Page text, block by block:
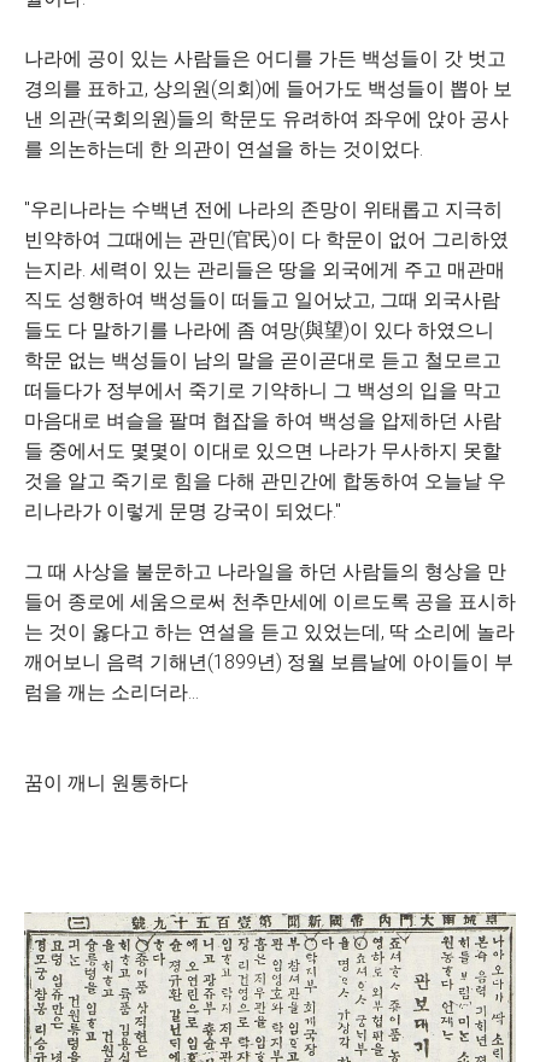
나라에 공이 있는 사람들은 어디를 가든 백성들이 갓 벗고
경의를 표하고, 상의원(의회)에 들어가도 백성들이 뽑아 보
낸 의관(국회의원)들의 학문도 유려하여 좌우에 앉아 공사
를 의논하는데 한 의관이 연설을 하는 것이었다.
"우리나라는 수백년 전에 나라의 존망이 위태롭고 지극히
빈약하여 그때에는 관민(官民)이 다 학문이 없어 그리하였
는지라. 세력이 있는 관리들은 땅을 외국에게 주고 매관매
직도 성행하여 백성들이 떠들고 일어났고, 그때 외국사람
들도 다 말하기를 나라에 좀 여망(與望)이 있다 하였으니
학문 없는 백성들이 남의 말을 곧이곧대로 듣고 철모르고
떠들다가 정부에서 죽기로 기약하니 그 백성의 입을 막고
마음대로 벼슬을 팔며 협잡을 하여 백성을 압제하던 사람
들 중에서도 몇몇이 이대로 있으면 나라가 무사하지 못할
것을 알고 죽기로 힘을 다해 관민간에 합동하여 오늘날 우
리나라가 이렇게 문명 강국이 되었다."
그 때 사상을 불문하고 나라일을 하던 사람들의 형상을 만
들어 종로에 세움으로써 천추만세에 이르도록 공을 표시하
는 것이 옳다고 하는 연설을 듣고 있었는데, 딱 소리에 놀라
깨어보니 음력 기해년(1899년) 정월 보름날에 아이들이 부
럼을 깨는 소리더라...
꿈이 깨니 원통하다